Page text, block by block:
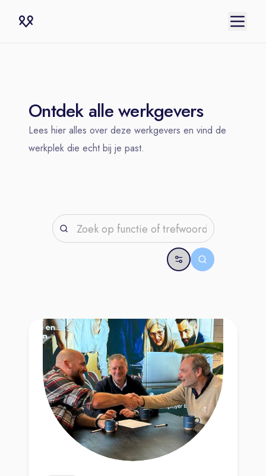
Ontdek alle werkgevers
Lees hier alles over deze werkgevers en vind de
werkplek die echt bij je past.